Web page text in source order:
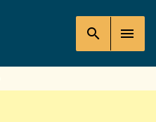
search menu